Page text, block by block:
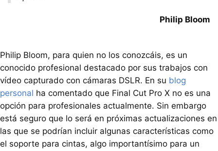
Philip Bloom
Philip Bloom, para quien no los conozcáis, es un
conocido profesional destacado por sus trabajos con
vídeo capturado con cámaras DSLR. En su blog
personal ha comentado que Final Cut Pro X no es una
opción para profesionales actualmente. Sin embargo
está seguro que lo será en próximas actualizaciones en
las que se podrían incluir algunas características como
el soporte para cintas, algo importantísimo para un